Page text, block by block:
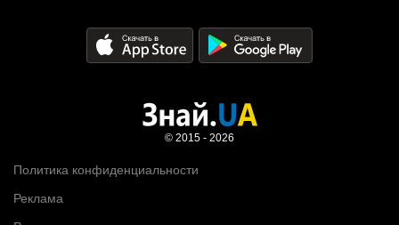
Политика конфиденциальности
Реклама
© 2015 - 2026